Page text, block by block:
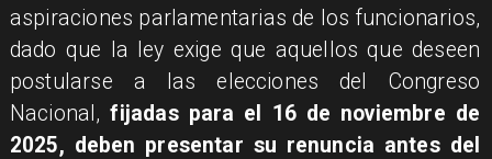
aspiraciones parlamentarias de los funcionarios,
dado que la ley exige que aquellos que deseen
postularse a las elecciones del Congreso
Nacional,fijadas para el 16 de noviembre de
2025, deben presentar su renuncia antes del